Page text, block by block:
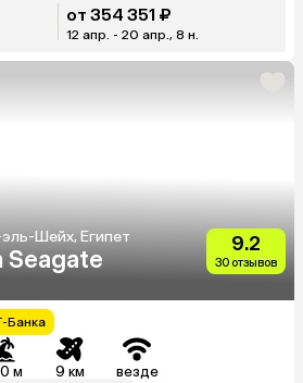
от 354 351 ₽
12 апр. - 20 апр., 8 н.
Шейх, Египет
Seagate
9.2
30 отзывов
Банка
м 9 км везде